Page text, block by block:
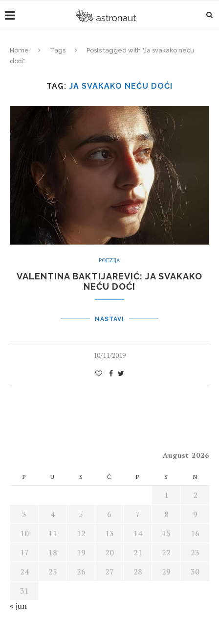
Home Tags
Posts tagged with "Ja svakako neću
doći"
TAG: JA SVAKAKO NEĆU DOĆI
POEZIJA
VALENTINA BAKTIJAREVIĆ: JA SVAKAKO
NEĆU DOĆI
NASTAVI
10/11/2019
August 2026
P U S Č P S N
1
2
3
4 5 6 7 8
9
10
11 12 13 14 15
16
17
18 19 20 21 22
23
24
25 26 27 28 29
30
31
« jun